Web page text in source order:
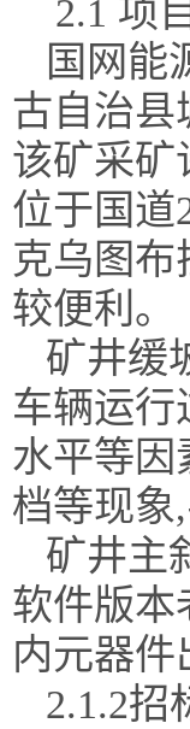
2.1 项
国网能
古自治县
该矿采矿
位于国道
克乌图布
较便利 。
矿井缓
车辆运行
水平等因
档等现象
矿井主
软件版本
内元器
2.1.2招